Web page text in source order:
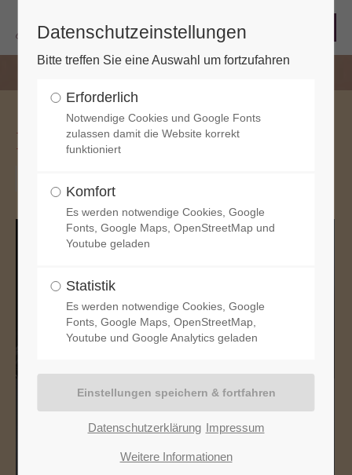
MARIENVESPER
Datenschutzeinstellungen
Bitte treffen Sie eine Auswahl um fortzufahren
Erforderlich
Notwendige Cookies und Google Fonts
zulassen damit die Website korrekt
funktioniert
Komfort
Es werden notwendige Cookies, Google
Fonts, Google Maps, OpenStreetMap und
Youtube geladen
Statistik
Es werden notwendige Cookies, Google
Fonts, Google Maps, OpenStreetMap,
Youtube und Google Analytics geladen
Datenschutzerklärung Impressum
Weitere Informationen